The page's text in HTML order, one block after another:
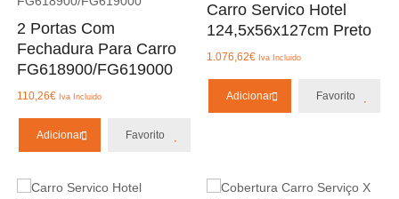
2 Portas Com
Fechadura Para Carro
FG618900/FG619000
110,26€ Iva Incluido
Adicionar Favorito
Carro Servico Hotel
124,5x56x127cm Preto
1.076,62€ Iva Incluido
Adicionar Favorito